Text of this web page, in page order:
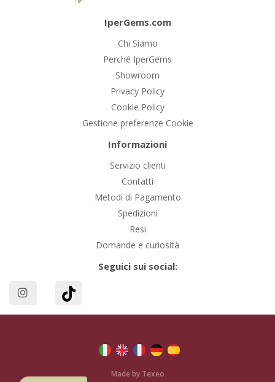
IperGems.com
Chi Siamo
Perché IperGems
Showroom
Privacy Policy
Cookie Policy
Gestione preferenze Cookie
Informazioni
Servizio clienti
Contatti
Metodi di Pagamento
Spedizioni
Resi
Domande e curiosità
Seguici sui social:
Made by Texeo